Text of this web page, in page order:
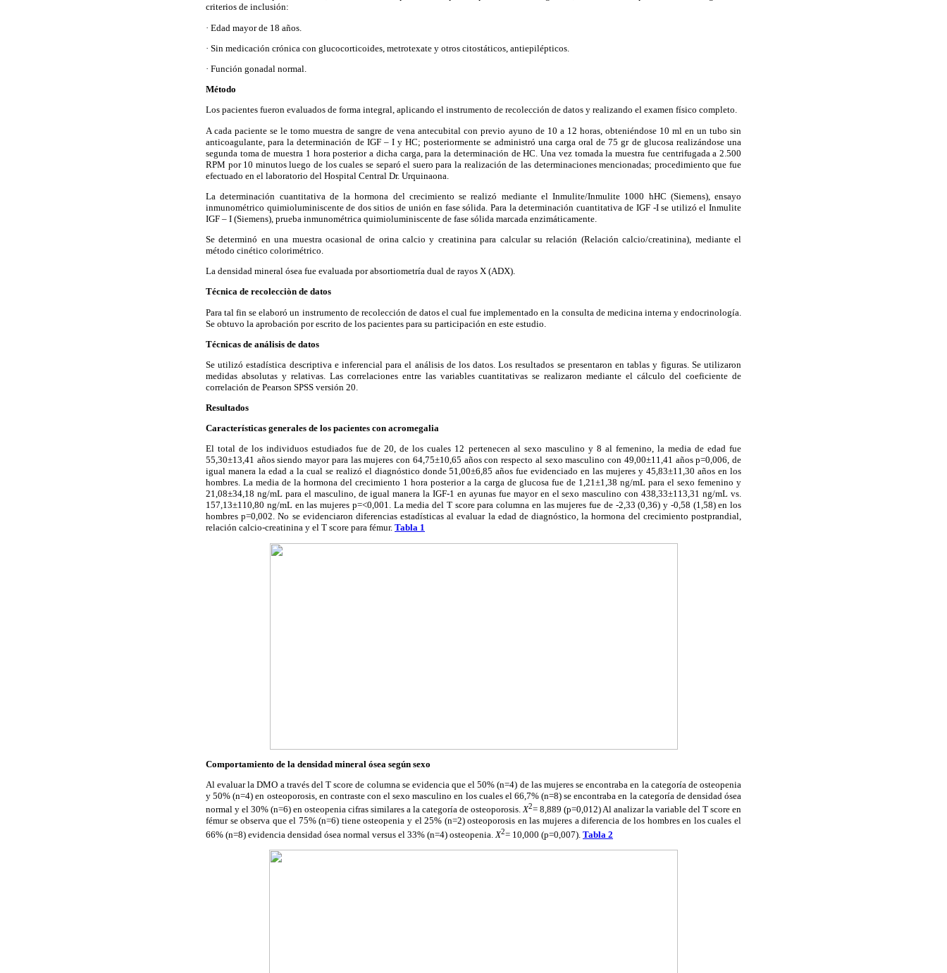
criterios de inclusión:
· Edad mayor de 18 años.
· Sin medicación crónica con glucocorticoides, metrotexate y otros citostáticos, antiepilépticos.
· Función gonadal normal.
Método
Los pacientes fueron evaluados de forma integral, aplicando el instrumento de recolección de datos y realizando el examen físico completo.
A cada paciente se le tomo muestra de sangre de vena antecubital con previo ayuno de 10 a 12 horas, obteniéndose 10 ml en un tubo sin
anticoagulante, para la determinación de IGF – I y HC; posteriormente se administró una carga oral de 75 gr de glucosa realizándose una
segunda toma de muestra 1 hora posterior a dicha carga, para la determinación de HC. Una vez tomada la muestra fue centrifugada a 2.500
RPM por 10 minutos luego de los cuales se separó el suero para la realización de las determinaciones mencionadas; procedimiento que fue
efectuado en el laboratorio del Hospital Central Dr. Urquinaona.
La determinación cuantitativa de la hormona del crecimiento se realizó mediante el Inmulite/Inmulite 1000 hHC (Siemens), ensayo
inmunométrico quimioluminiscente de dos sitios de unión en fase sólida. Para la determinación cuantitativa de IGF -I se utilizó el Inmulite
IGF – I (Siemens), prueba inmunométrica quimioluminiscente de fase sólida marcada enzimáticamente.
Se determinó en una muestra ocasional de orina calcio y creatinina para calcular su relación (Relación calcio/creatinina), mediante el
método cinético colorimétrico.
La densidad mineral ósea fue evaluada por absortiometría dual de rayos X (ADX).
Técnica de recolecciòn de datos
Para tal fin se elaboró un instrumento de recolección de datos el cual fue implementado en la consulta de medicina interna y endocrinología.
Se obtuvo la aprobación por escrito de los pacientes para su participación en este estudio.
Técnicas de análisis de datos
Se utilizó estadística descriptiva e inferencial para el análisis de los datos. Los resultados se presentaron en tablas y figuras. Se utilizaron
medidas absolutas y relativas. Las correlaciones entre las variables cuantitativas se realizaron mediante el cálculo del coeficiente de
correlación de Pearson SPSS versión 20.
Resultados
Características generales de los pacientes con acromegalia
El total de los individuos estudiados fue de 20, de los cuales 12 pertenecen al sexo masculino y 8 al femenino, la media de edad fue
55,30±13,41 años siendo mayor para las mujeres con 64,75±10,65 años con respecto al sexo masculino con 49,00±11,41 años p=0,006, de
igual manera la edad a la cual se realizó el diagnóstico donde 51,00±6,85 años fue evidenciado en las mujeres y 45,83±11,30 años en los
hombres. La media de la hormona del crecimiento 1 hora posterior a la carga de glucosa fue de 1,21±1,38 ng/mL para el sexo femenino y
21,08±34,18 ng/mL para el masculino, de igual manera la IGF-1 en ayunas fue mayor en el sexo masculino con 438,33±113,31 ng/mL vs.
157,13±110,80 ng/mL en las mujeres p=<0,001. La media del T score para columna en las mujeres fue de -2,33 (0,36) y -0,58 (1,58) en los
hombres p=0,002. No se evidenciaron diferencias estadísticas al evaluar la edad de diagnóstico, la hormona del crecimiento postprandial,
relación calcio-creatinina y el T score para fémur. Tabla 1
Comportamiento de la densidad mineral ósea según sexo
Al evaluar la DMO a través del T score de columna se evidencia que el 50% (n=4) de las mujeres se encontraba en la categoría de osteopenia
y 50% (n=4) en osteoporosis, en contraste con el sexo masculino en los cuales el 66,7% (n=8) se encontraba en la categoría de densidad ósea
normal y el 30% (n=6) en osteopenia cifras similares a la categoría de osteoporosis.X2= 8,889 (p=0,012) Al analizar la variable del T score en
fémur se observa que el 75% (n=6) tiene osteopenia y el 25% (n=2) osteoporosis en las mujeres a diferencia de los hombres en los cuales el
66% (n=8) evidencia densidad ósea normal versus el 33% (n=4) osteopenia. X2= 10,000 (p=0,007). Tabla 2